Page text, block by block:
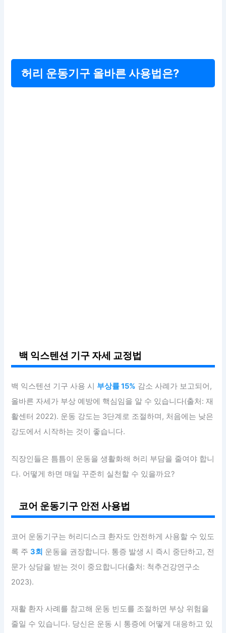
허리 운동기구 올바른 사용법은?
백 익스텐션 기구 자세 교정법
백 익스텐션 기구 사용 시 부상률 15% 감소 사례가 보고되어,
올바른 자세가 부상 예방에 핵심임을 알 수 있습니다(출처: 재
활센터 2022). 운동 강도는 3단계로 조절하며, 처음에는 낮은
강도에서 시작하는 것이 좋습니다.
직장인들은 틈틈이 운동을 생활화해 허리 부담을 줄여야 합니
다. 어떻게 하면 매일 꾸준히 실천할 수 있을까요?
코어 운동기구 안전 사용법
코어 운동기구는 허리디스크 환자도 안전하게 사용할 수 있도
록 주3회 운동을 권장합니다. 통증 발생 시 즉시 중단하고, 전
문가 상담을 받는 것이 중요합니다(출처: 척추건강연구소
2023).
재활 환자 사례를 참고해 운동 빈도를 조절하면 부상 위험을
줄일 수 있습니다. 당신은 운동 시 통증에 어떻게 대응하고 있